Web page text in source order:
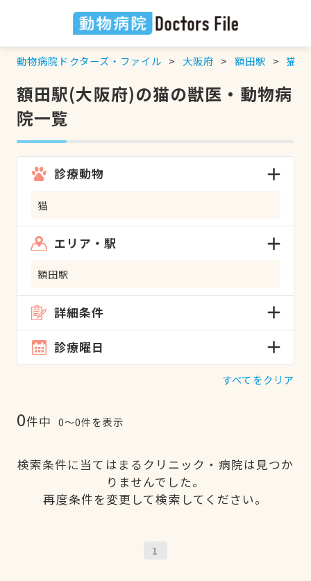
動物病院ドクターズ・ファイル 大阪府 額田駅 猫
額田駅(大阪府)の猫の獣医・動物病
院一覧
診療動物
猫
エリア・駅
額田駅
詳細条件
診療曜日
すべてをクリア
0件中 0〜0件を表示
検索条件に当てはまるクリニック・病院は見つか
りませんでした。
再度条件を変更して検索してください。
1